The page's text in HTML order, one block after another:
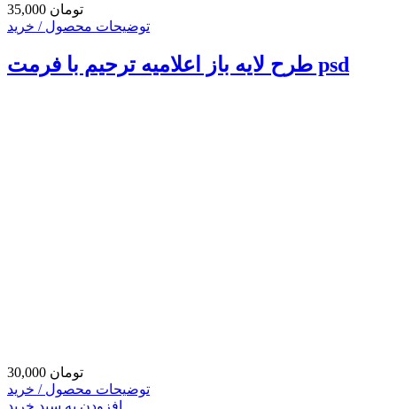
35,000 تومان
توضیحات محصول / خرید
طرح لایه باز اعلامیه ترحیم با فرمت psd
30,000 تومان
توضیحات محصول / خرید
افزودن به سبد خرید